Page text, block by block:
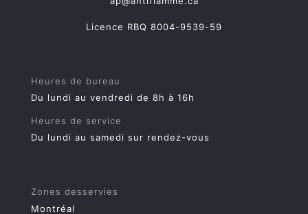
Licence RBQ 8004-9539-59
Heures de bureau
Du lundi au vendredi de 8h à 16h
Heures de service
Du lundi au samedi sur rendez-vous
Zones desservies
Montréal